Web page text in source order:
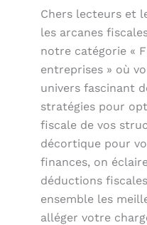
Chers lecteurs et
les arcanes
notre catégorie «
entreprises » où
univers fascinant
stratégies pour
fiscale de vos
décortique pour
finances, on
déductions
ensemble les
alléger votre